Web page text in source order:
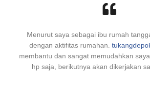
Menurut saya sebagai ibu rumah
dengan aktifitas rumahan.
membantu dan sangat memudahkan
hp saja, berikutnya akan dikerjakan